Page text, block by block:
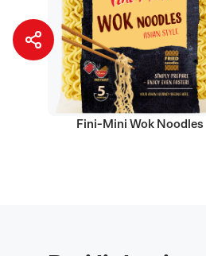
Fini-Mini Wok Noodles